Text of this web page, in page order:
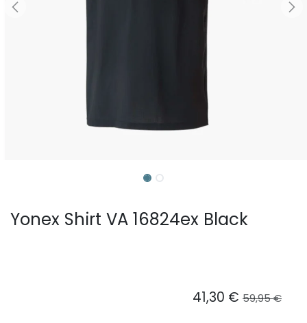
Yonex Shirt VA 16824ex Black
41,30 € 59,95€